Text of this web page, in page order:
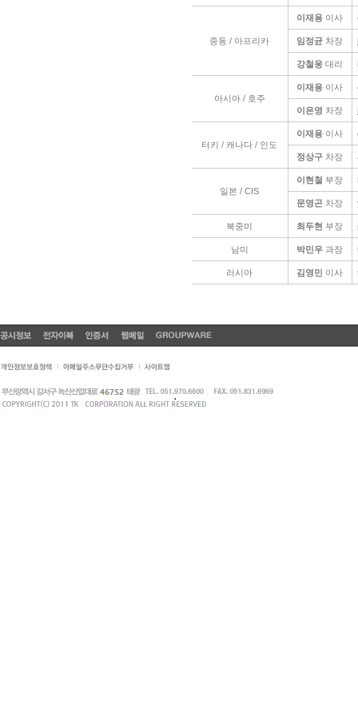
중동 / 아프리카
이재용 이사
임정균 차장
강철웅 대리
아시아 / 호주
이재용 이사
이은영 차장
터키 / 캐나다 / 인도
이재용 이사
정상구 차장
일본 / CIS
이현철 부장
문영곤 차장
북중미 최두현 부장
남미 박민우 과장
러시아 김영민 이사